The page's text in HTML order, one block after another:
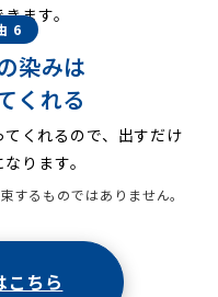
ます。
6
染みは
くれる
くれるので、出すだけ
ります。
るものではありません。
こちら